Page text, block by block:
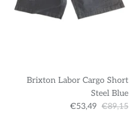
Brixton Labor Cargo Short
Steel Blue
€53,49 €89,15